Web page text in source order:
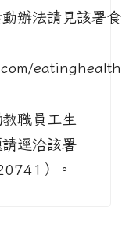
辦法請見該署
職員工生
逕洽該署
）。